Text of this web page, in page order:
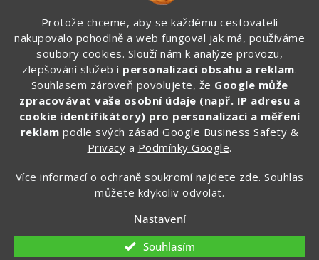
Protože chceme, aby se každému cestovateli
nakupovalo pohodlně a web fungoval jak má, používáme
soubory cookies. Slouží nám k analýze provozu,
zlepšování služeb i personalizaci obsahu a reklam.
Souhlasem zároveň povolujete, že Google může
zpracovávat vaše osobní údaje (např. IP adresu a
cookie identifikátory) pro personalizaci a měření
reklam podle svých zásadGoogle Business Safety &
Privacy a Podmínky Google.
Více informací o ochraně soukromí najdete zde. Souhlas
můžete kdykoliv odvolat.
Nastavení
Souhlasím
Vytvořil Shoptet
Zapakuj.cz. Všechna práva vyhrazena.